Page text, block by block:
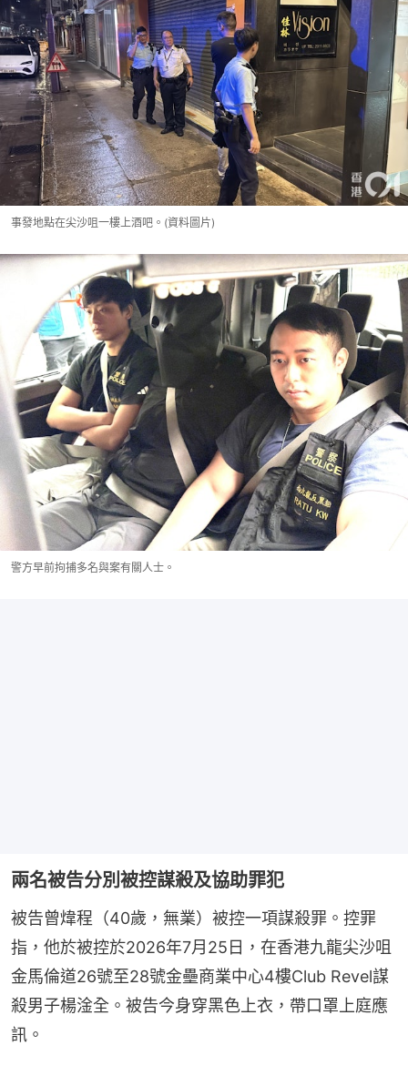
事發地點在尖沙咀一樓上酒吧。(資料圖片)
警方早前拘捕多名與案有關人士。
兩名被告分別被控謀殺及協助罪犯
被告曾煒程（40歲，無業）被控一項謀殺罪。控罪
指，他於被控於2026年7月25日，在香港九龍尖沙咀
金馬倫道26號至28號金壘商業中心4樓Club Revel謀
殺男子楊淦全。被告今身穿黑色上衣，帶口罩上庭應
訊。